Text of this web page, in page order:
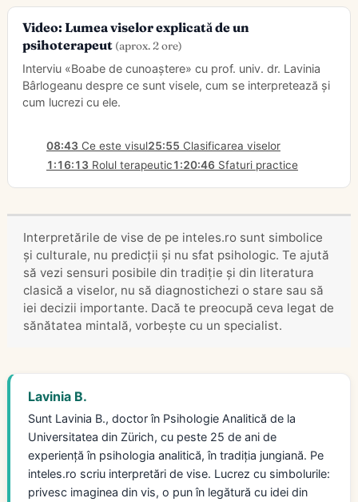
Video: Lumea viselor explicată de un
psihoterapeut (aprox. 2 ore)
Interviu «Boabe de cunoaștere» cu prof. univ. dr. Lavinia
Bârlogeanu despre ce sunt visele, cum se interpretează și
cum lucrezi cu ele.
08:43 Ce este visul25:55 Clasificarea viselor
1:16:13 Rolul terapeutic1:20:46Sfaturi practice
Interpretările de vise de pe inteles.ro sunt simbolice
și culturale, nu predicții și nu sfat psihologic. Te ajută
să vezi sensuri posibile din tradiție și din literatura
clasică a viselor, nu să diagnostichezi o stare sau să
iei decizii importante. Dacă te preocupă ceva legat de
sănătatea mintală, vorbește cu un specialist.
Lavinia B.
Sunt Lavinia B., doctor în Psihologie Analitică de la
Universitatea din Zürich, cu peste 25 de ani de
experiență în psihologia analitică, în tradiția jungiană. Pe
inteles.ro scriu interpretări de vise. Lucrez cu simbolurile:
privesc imaginea din vis, o pun în legătură cu idei din